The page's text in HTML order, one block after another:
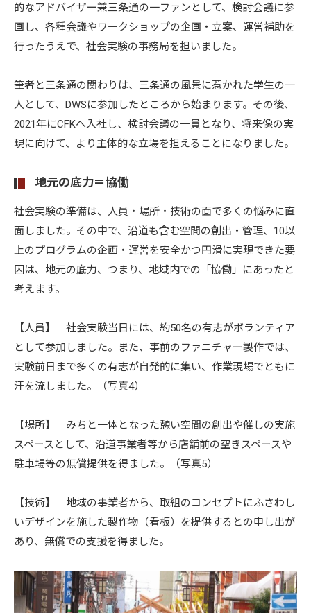
的なアドバイザー兼三条通の一ファンとして、検討会議に参
画し、各種会議やワークショップの企画・立案、運営補助を
行ったうえで、社会実験の事務局を担いました。
筆者と三条通の関わりは、三条通の風景に惹かれた学生の一
人として、DWSに参加したところから始まります。その後、
2021年にCFKへ入社し、検討会議の一員となり、将来像の実
現に向けて、より主体的な立場を担えることになりました。
地元の底力＝協働
社会実験の準備は、人員・場所・技術の面で多くの悩みに直
面しました。その中で、沿道も含む空間の創出・管理、10以
上のプログラムの企画・運営を安全かつ円滑に実現できた要
因は、地元の底力、つまり、地域内での「協働」にあったと
考えます。
【人員】 社会実験当日には、約50名の有志がボランティア
として参加しました。また、事前のファニチャー製作では、
実験前日まで多くの有志が自発的に集い、作業現場でともに
汗を流しました。（写真4）
【場所】 みちと一体となった憩い空間の創出や催しの実施
スペースとして、沿道事業者等から店舗前の空きスペースや
駐車場等の無償提供を得ました。（写真5）
【技術】 地域の事業者から、取組のコンセプトにふさわし
いデザインを施した製作物（看板）を提供するとの申し出が
あり、無償での支援を得ました。